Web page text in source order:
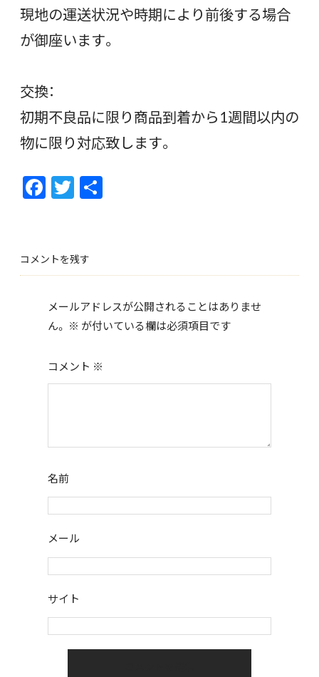
現地の運送状況や時期により前後する場合
が御座います。
交換：
初期不良品に限り商品到着から1週間以内の
物に限り対応致します。
F
ac
b
o
o
k
T
w
er
コメントを残す
メールアドレスが公開されることはありませ
ん。 ※ が付いている欄は必須項目です
コメント ※
名前
メール
サイト